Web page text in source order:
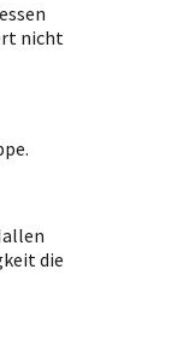
nicht
die